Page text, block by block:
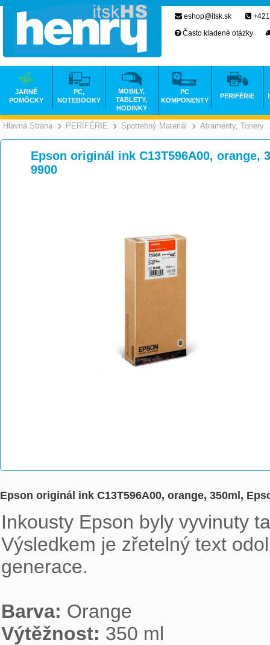
Hlavná Strana >
PERIFÉRIE >
Spotrebný Materiál >
Atramenty, Tonery
Epson originál ink C13T596A00, orange,
9900
Epson originál ink C13T596A00, orange, 350ml,
Inkousty Epson byly vyvinuty
Výsledkem je zřetelný text
generace.
Barva:
Výtěžnost: 350 ml
eshop@itsk.sk
Často kladené otázky
JARNÉ
POMÔCKY
PC,
NOTEBOOKY
MOBILY,
TABLETY,
HODINKY
PC
KOMPONENTY
PERIFÉRIE